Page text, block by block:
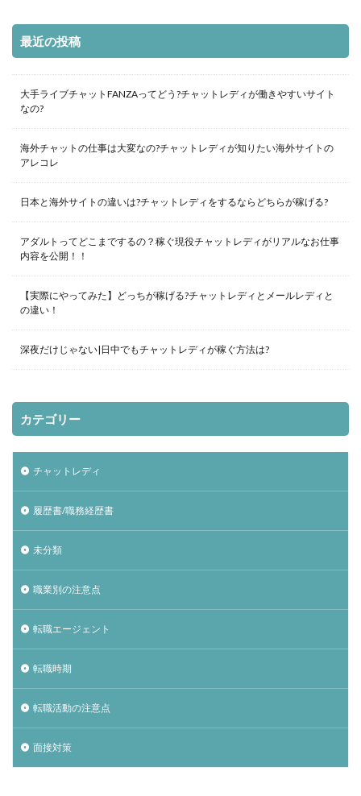
最近の投稿
大手ライブチャットFANZAってどう?チャットレディが働きやすいサイト
なの?
海外チャットの仕事は大変なの?チャットレディが知りたい海外サイトの
アレコレ
日本と海外サイトの違いは?チャットレディをするならどちらが稼げる?
アダルトってどこまでするの？稼ぐ現役チャットレディがリアルなお仕事
内容を公開！！
【実際にやってみた】どっちが稼げる?チャットレディとメールレディと
の違い！
深夜だけじゃない|日中でもチャットレディが稼ぐ方法は?
カテゴリー
チャットレディ
履歴書/職務経歴書
未分類
職業別の注意点
転職エージェント
転職時期
転職活動の注意点
面接対策